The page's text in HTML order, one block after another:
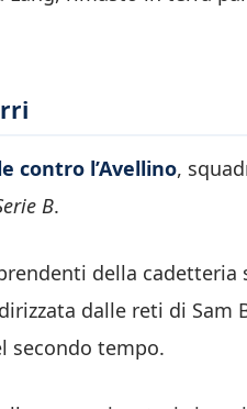
contro l’Avellino,
B.
della cadetteria
dalle reti di Sam
secondo tempo.